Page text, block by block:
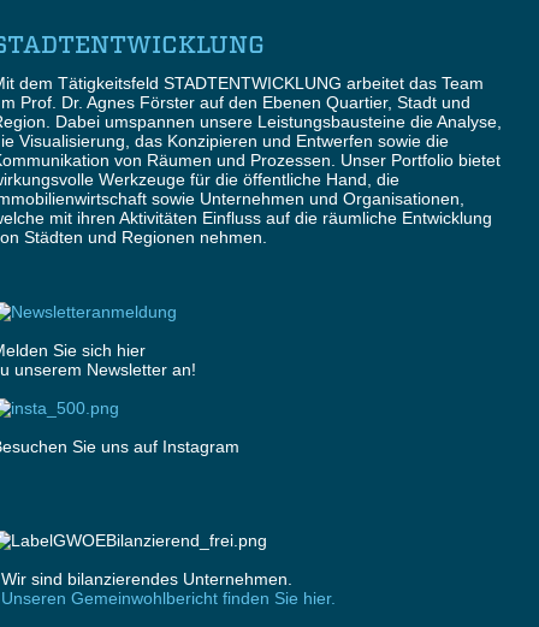
dem Tätigkeitsfeld STADTENTWICKLUNG arbeitet das Team
Prof. Dr. Agnes Förster auf den Ebenen Quartier, Stadt und
Dabei umspannen unsere Leistungsbausteine die Analyse,
Visualisierung, das Konzipieren und Entwerfen sowie die
von Räumen und Prozessen. Unser Portfolio bietet
Werkzeuge für die öffentliche Hand, die
sowie Unternehmen und Organisationen,
mit ihren Aktivitäten Einfluss auf die räumliche Entwicklung
Städten und Regionen nehmen.
Sie sich hier
unserem Newsletter an!
Sie uns auf Instagram
Wir sind bilanzierendes Unternehmen.
Gemeinwohlbericht finden Sie hier.